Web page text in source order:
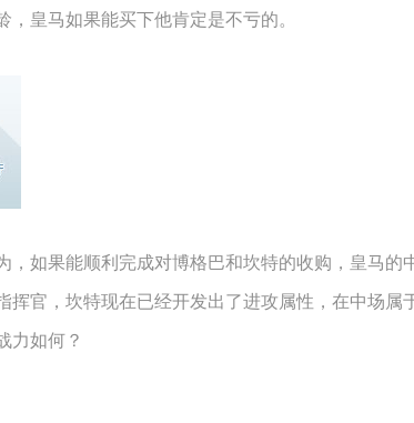
，皇马如果能买下他肯定是不亏的。
，如果能顺利完成对博格巴和坎特的收购，皇马的
挥官，坎特现在已经开发出了进攻属性，在中场
力如何？